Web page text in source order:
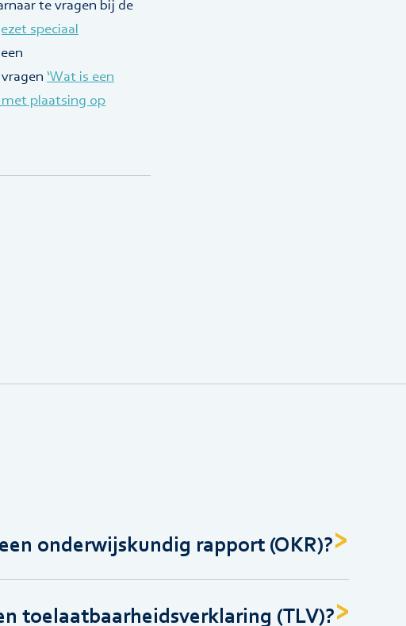
te vragen bij de
speciaal
‘Wat is een
met plaatsing op
onderwijskundig rapport (OKR)?
toelaatbaarheidsverklaring (TLV)?